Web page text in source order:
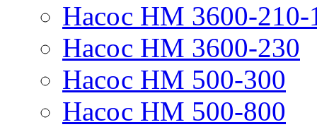
Насос НМ 3600-210-
Насос НМ 3600-230
Насос НМ 500-300
Насос НМ 500-800